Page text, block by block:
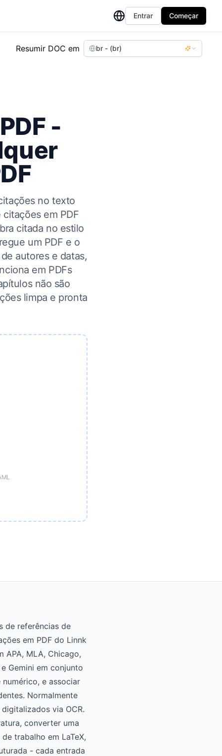
Entrar Começar
Resumir DOC em br - (br)
-
no texto
em PDF
citada no estilo
um PDF e o
autores e datas,
em PDFs
não são
limpa e pronta
de referências de
em PDF do Linnk
MLA, Chicago,
Gemini em conjunto
e associar
Normalmente
via OCR.
converter uma
trabalho em LaTeX,
- cada entrada